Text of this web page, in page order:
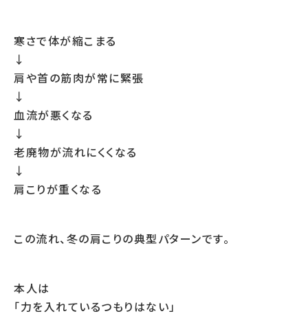
寒さで体が縮こまる
↓
肩や首の筋肉が常に緊張
↓
血流が悪くなる
↓
老廃物が流れにくくなる
↓
肩こりが重くなる
この流れ、冬の肩こりの典型パターンです。
本人は
「力を入れているつもりはない」